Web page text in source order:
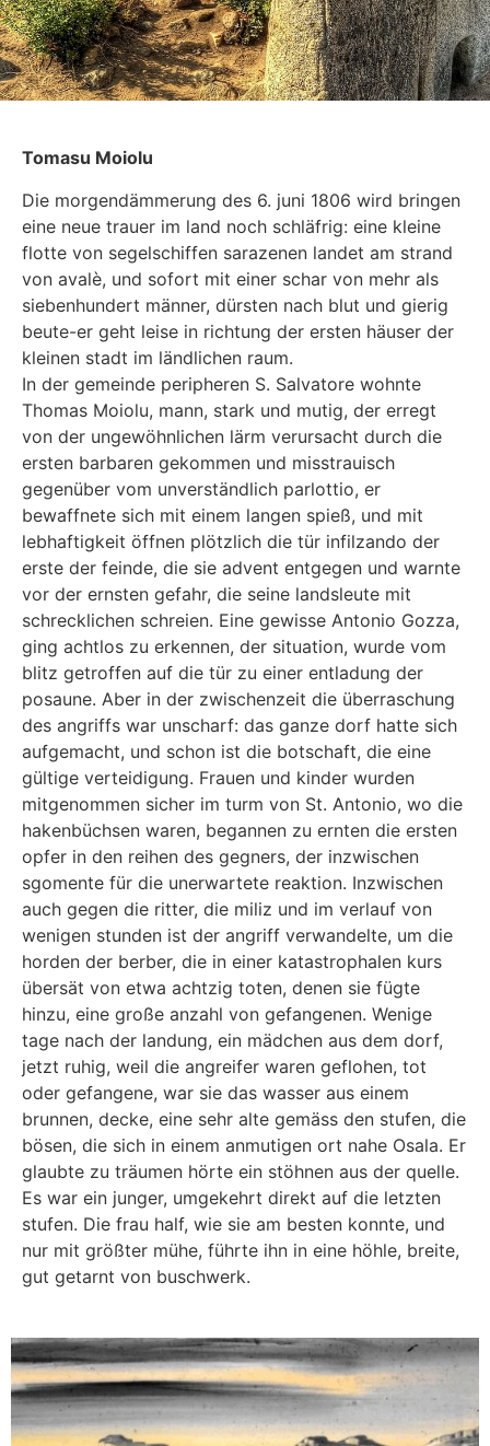
Tomasu Moiolu
Die morgendämmerung des 6. juni 1806 wird bringen
eine neue trauer im land noch schläfrig: eine kleine
flotte von segelschiffen sarazenen landet am strand
von avalè, und sofort mit einer schar von mehr als
siebenhundert männer, dürsten nach blut und gierig
beute-er geht leise in richtung der ersten häuser der
kleinen stadt im ländlichen raum.
In der gemeinde peripheren S. Salvatore wohnte
Thomas Moiolu, mann, stark und mutig, der erregt
von der ungewöhnlichen lärm verursacht durch die
ersten barbaren gekommen und misstrauisch
gegenüber vom unverständlich parlottio, er
bewaffnete sich mit einem langen spieß, und mit
lebhaftigkeit öffnen plötzlich die tür infilzando der
erste der feinde, die sie advent entgegen und warnte
vor der ernsten gefahr, die seine landsleute mit
schrecklichen schreien. Eine gewisse Antonio Gozza,
ging achtlos zu erkennen, der situation, wurde vom
blitz getroffen auf die tür zu einer entladung der
posaune. Aber in der zwischenzeit die überraschung
des angriffs war unscharf: das ganze dorf hatte sich
aufgemacht, und schon ist die botschaft, die eine
gültige verteidigung. Frauen und kinder wurden
mitgenommen sicher im turm von St. Antonio, wo die
hakenbüchsen waren, begannen zu ernten die ersten
opfer in den reihen des gegners, der inzwischen
sgomente für die unerwartete reaktion. Inzwischen
auch gegen die ritter, die miliz und im verlauf von
wenigen stunden ist der angriff verwandelte, um die
horden der berber, die in einer katastrophalen kurs
übersät von etwa achtzig toten, denen sie fügte
hinzu, eine große anzahl von gefangenen. Wenige
tage nach der landung, ein mädchen aus dem dorf,
jetzt ruhig, weil die angreifer waren geflohen, tot
oder gefangene, war sie das wasser aus einem
brunnen, decke, eine sehr alte gemäss den stufen, die
bösen, die sich in einem anmutigen ort nahe Osala. Er
glaubte zu träumen hörte ein stöhnen aus der quelle.
Es war ein junger, umgekehrt direkt auf die letzten
stufen. Die frau half, wie sie am besten konnte, und
nur mit größter mühe, führte ihn in eine höhle, breite,
gut getarnt von buschwerk.